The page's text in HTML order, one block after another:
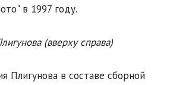
в 1997 году.
(вверху справа)
Плигунова в составе сборной